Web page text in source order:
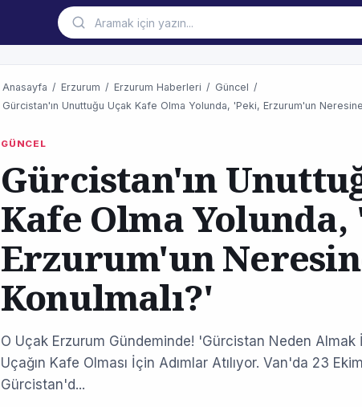
Anasayfa / Erzurum / Erzurum Haberleri / Güncel /
Gürcistan'ın Unuttuğu Uçak Kafe Olma Yolunda, 'Peki, Erzurum'un
GÜNCEL
Gürcistan'ın
Kafe Olma Yolunda,
Erzurum'un
Konulmalı?'
O Uçak Erzurum Gündeminde! 'Gürcistan Neden Almak
Uçağın Kafe Olması İçin Adımlar Atılıyor. Van'da 23
Gürcistan'd...